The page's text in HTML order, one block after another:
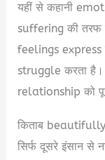
यहीं से कहानी
suffering की तरफ
feelings express
struggle करता है।
relationship को
किताब
सिर्फ दूसरे इंसान से